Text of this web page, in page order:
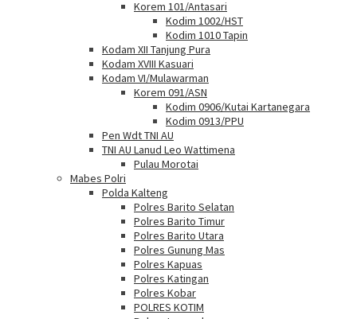
Korem 101/Antasari
Kodim 1002/HST
Kodim 1010 Tapin
Kodam XII Tanjung Pura
Kodam XVIII Kasuari
Kodam VI/Mulawarman
Korem 091/ASN
Kodim 0906/Kutai Kartanegara
Kodim 0913/PPU
Pen Wdt TNI AU
TNI AU Lanud Leo Wattimena
Pulau Morotai
Mabes Polri
Polda Kalteng
Polres Barito Selatan
Polres Barito Timur
Polres Barito Utara
Polres Gunung Mas
Polres Kapuas
Polres Katingan
Polres Kobar
POLRES KOTIM